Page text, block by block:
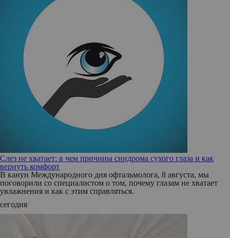
Слез не хватает: в чем причины синдрома сухого глаза и как
вернуть комфорт
В канун Международного дня офтальмолога, 8 августа, мы
поговорили со специалистом о том, почему глазам не хватает
увлажнения и как с этим справляться.
сегодня